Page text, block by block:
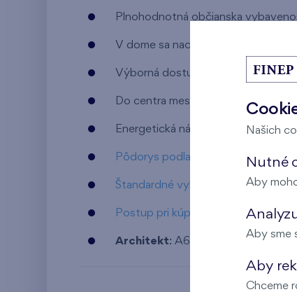
Plnohodnotná občianska
V dome sa nachádzajú komerčné
Výborná dostupnosť MHD
Do centra mesta 10 minút
Energetická náročnosť B
Pôdorys podlažia
Štandardné vybavenie bytu
Postup pri kúpe bytu a jeho
Architekt: A69 – architekti, s.r.o.
Našich
Nutné
Aby
Aby sme
Aby
Chceme